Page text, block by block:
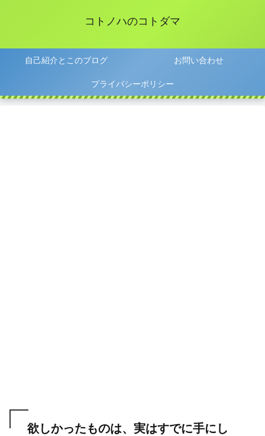
コトノハのコトダマ
自己紹介とこのブログ お問い合わせ
プライバシーポリシー
欲しかったものは、実はすでに手にし